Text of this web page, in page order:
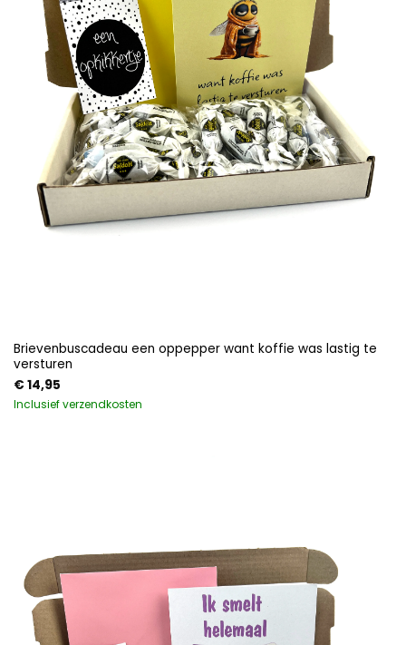
Brievenbuscadeau een oppepper want koffie was lastig te
versturen
€14,95
Inclusief verzendkosten